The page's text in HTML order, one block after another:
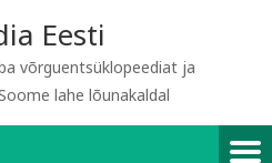
Eesti
võrguentsüklopeediat ja
lahe lõunakaldal